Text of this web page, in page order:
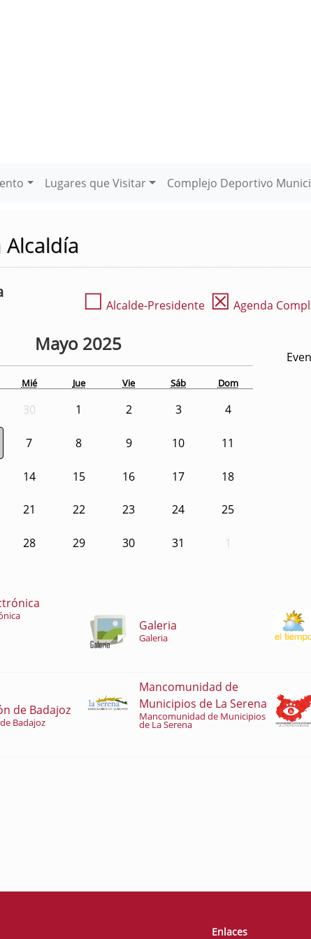
Lugares que Visitar Complejo Deportivo
☐ Alcalde-Presidente ☒ Agenda
Mayo 2025
Mié Jue Vie Sáb Dom
30 1 2 3 4
7 8 9 10 11
14 15 16 17 18
21 22 23 24 25
28 29 30 31 1
Galeria
Galeria
de Badajoz
Badajoz
Mancomunidad de
Municipios de La Serena
Mancomunidad de Municipios
de La Serena
Enlaces